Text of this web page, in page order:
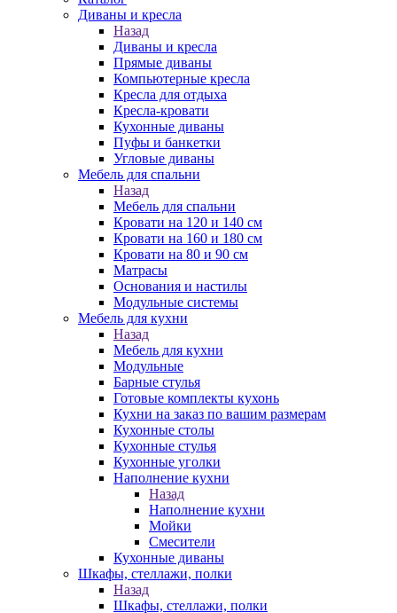
Диваны и кресла
Назад
Диваны и кресла
Прямые диваны
Компьютерные кресла
Кресла для отдыха
Кресла-кровати
Кухонные диваны
Пуфы и банкетки
Угловые диваны
Мебель для спальни
Назад
Мебель для спальни
Кровати на 120 и 140 см
Кровати на 160 и 180 см
Кровати на 80 и 90 см
Матрасы
Основания и настилы
Модульные системы
Мебель для кухни
Назад
Мебель для кухни
Модульные
Барные стулья
Готовые комплекты кухонь
Кухни на заказ по вашим размерам
Кухонные столы
Кухонные стулья
Кухонные уголки
Наполнение кухни
Назад
Наполнение кухни
Мойки
Смесители
Кухонные диваны
Шкафы, стеллажи, полки
Назад
Шкафы, стеллажи, полки